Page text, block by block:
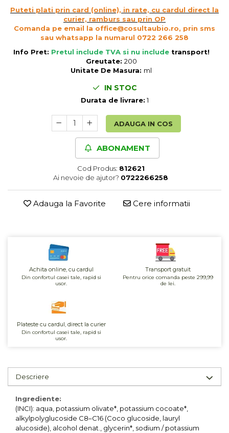
Alimente de baza
Cereale, fulgi din cereale, mic
Lactate
Sosuri, Ketchup bio
Conserve, Pateuri, creme
Leguminoase si seminte
Produse care inlocuiesc carnea
Unt, alternativa unt
Paine bio
Ciocolata
Bomboane, Caramele si Jeleuri
Biscuiti si napolitane
Inghetata
Zahar si indulcitori
Batoane
Puteti plati prin card (online), in rate, cu cardul direct la
curier, ramburs sau prin OP
Comanda pe email la office@cosultaubio.ro, prin sms
sau whatsapp la numarul 0722 266 258
Info Pret: Pretul include TVA si nu include transport!
Greutate: 200
Unitate De Masura: ml
IN STOC
Durata de livrare:1
ADAUGA IN COS
ABONAMENT
Cod Produs: 812621
Ai nevoie de ajutor? 0722266258
Adauga la Favorite Cere informatii
Achita online, cu cardul
Din confortul casei tale, rapid si
usor.
Transport gratuit
Pentru orice comanda peste 299,99
de lei.
Plateste cu cardul, direct la curier
Din confortul casei tale, rapid si
usor.
Descriere
Ingrediente:
(INCI): aqua, potassium olivate*, potassium cocoate*,
alkylpolyglucoside C8–C16 (Coco glucoside, lauryl
alucoside), alcohol denat., glycerin*, sodium / potassium